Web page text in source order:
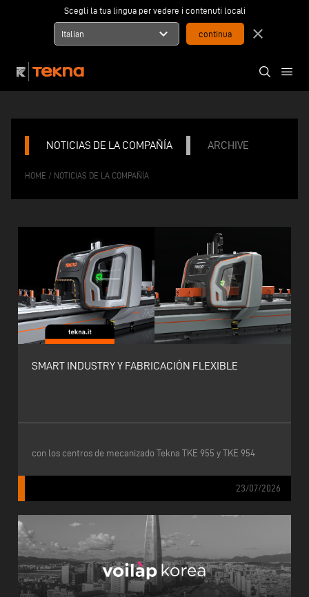
Scegli la tua lingua per vedere i contenuti locali
Italian expand_more close
NOTICIAS DE LA COMPAÑÍA ARCHIVE
HOME / NOTICIAS DE LA COMPAÑÍA
SMART INDUSTRY Y FABRICACIÓN FLEXIBLE
con los centros de mecanizado Tekna TKE 955 y TKE 954
23/07/2026